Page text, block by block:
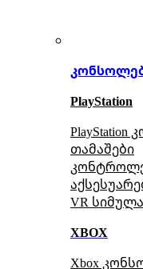
PlayStation
თამაშები
აქსე
VR
XBOX
Xbox